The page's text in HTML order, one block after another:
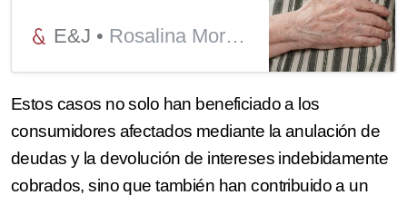
Madrid ha condenado a
un cliente 47.723,69
euros de intereses de
una tarjeta revolving. La
singularidad del caso,
E&J Rosalina Moreno
Estos casos no solo han beneficiado a los
consumidores afectados mediante la anulación de
deudas y la devolución de intereses indebidamente
cobrados, sino que también han contribuido a un